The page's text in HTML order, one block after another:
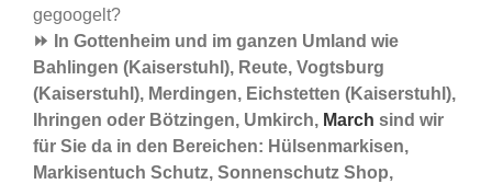
gegoogelt?
⏩ In Gottenheim und im ganzen Umland wie
Bahlingen (Kaiserstuhl), Reute, Vogtsburg
(Kaiserstuhl), Merdingen, Eichstetten (Kaiserstuhl),
Ihringen oder Bötzingen, Umkirch, March sind wir
für Sie da in den Bereichen: Hülsenmarkisen,
Markisentuch Schutz, Sonnenschutz Shop,